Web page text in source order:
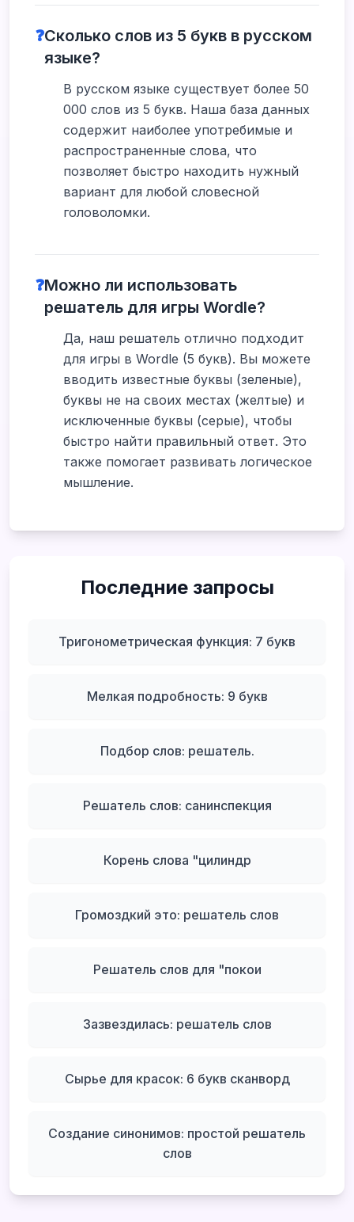
❓Сколько слов из 5 букв в русском
языке?
В русском языке существует более 50
000 слов из 5 букв. Наша база данных
содержит наиболее употребимые и
распространенные слова, что
позволяет быстро находить нужный
вариант для любой словесной
головоломки.
❓Можно ли использовать
решатель для игры Wordle?
Да, наш решатель отлично подходит
для игры в Wordle (5 букв). Вы можете
вводить известные буквы (зеленые),
буквы не на своих местах (желтые) и
исключенные буквы (серые), чтобы
быстро найти правильный ответ. Это
также помогает развивать логическое
мышление.
Последние запросы
Тригонометрическая функция: 7 букв
Мелкая подробность: 9 букв
Подбор слов: решатель.
Решатель слов: санинспекция
Корень слова "цилиндр
Громоздкий это: решатель слов
Решатель слов для "покои
Зазвездилась: решатель слов
Сырье для красок: 6 букв сканворд
Создание синонимов: простой решатель
слов